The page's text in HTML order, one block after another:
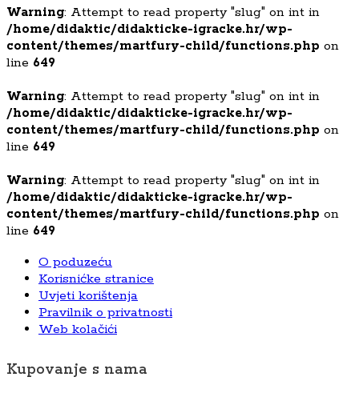
Warning: Attempt to read property "slug" on int in
/home/didaktic/didakticke-igracke.hr/wp-
content/themes/martfury-child/functions.php on
line 649
Warning: Attempt to read property "slug" on int in
/home/didaktic/didakticke-igracke.hr/wp-
content/themes/martfury-child/functions.php on
line 649
Warning: Attempt to read property "slug" on int in
/home/didaktic/didakticke-igracke.hr/wp-
content/themes/martfury-child/functions.php on
line 649
O poduzeću
Korisnićke stranice
Uvjeti korištenja
Pravilnik o privatnosti
Web kolačići
Kupovanje s nama